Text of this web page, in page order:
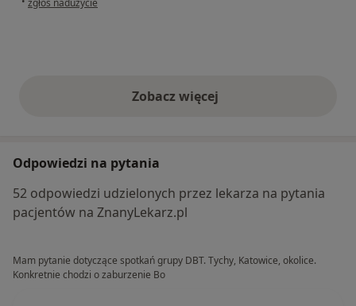
Zobacz więcejopinie powyżej
Odpowiedzi na pytania
52 odpowiedzi udzielonych przez lekarza na pytania
pacjentów na ZnanyLekarz.pl
Mam pytanie dotyczące spotkań grupy DBT. Tychy, Katowice, okolice.
Konkretnie chodzi o zaburzenie Bo